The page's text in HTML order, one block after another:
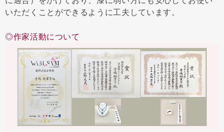
いただくことができるように工夫しています。
◎作家活動について